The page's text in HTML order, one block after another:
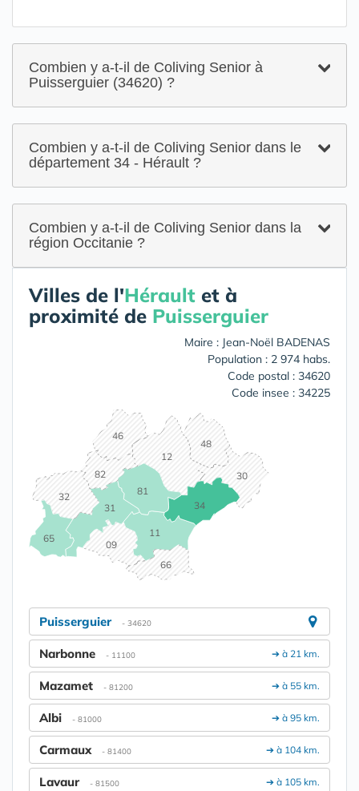
Combien y a-t-il de Coliving Senior à
Puisserguier (34620) ?
Combien y a-t-il de Coliving Senior dans le
département 34 - Hérault ?
Combien y a-t-il de Coliving Senior dans la
région Occitanie ?
Villes de l'Hérault et à
proximité de Puisserguier
Maire : Jean-Noël BADENAS
Population : 2 974 habs.
Code postal : 34620
Code insee : 34225
09
11
12
30
31
32
34
46
48
65
66
81
82
Puisserguier - 34620
➔ à 21 km.
Narbonne - 11100
➔ à 55 km.
Mazamet - 81200
➔ à 95 km.
Albi - 81000
➔ à 104 km.
Carmaux - 81400
➔ à 105 km.
Lavaur - 81500